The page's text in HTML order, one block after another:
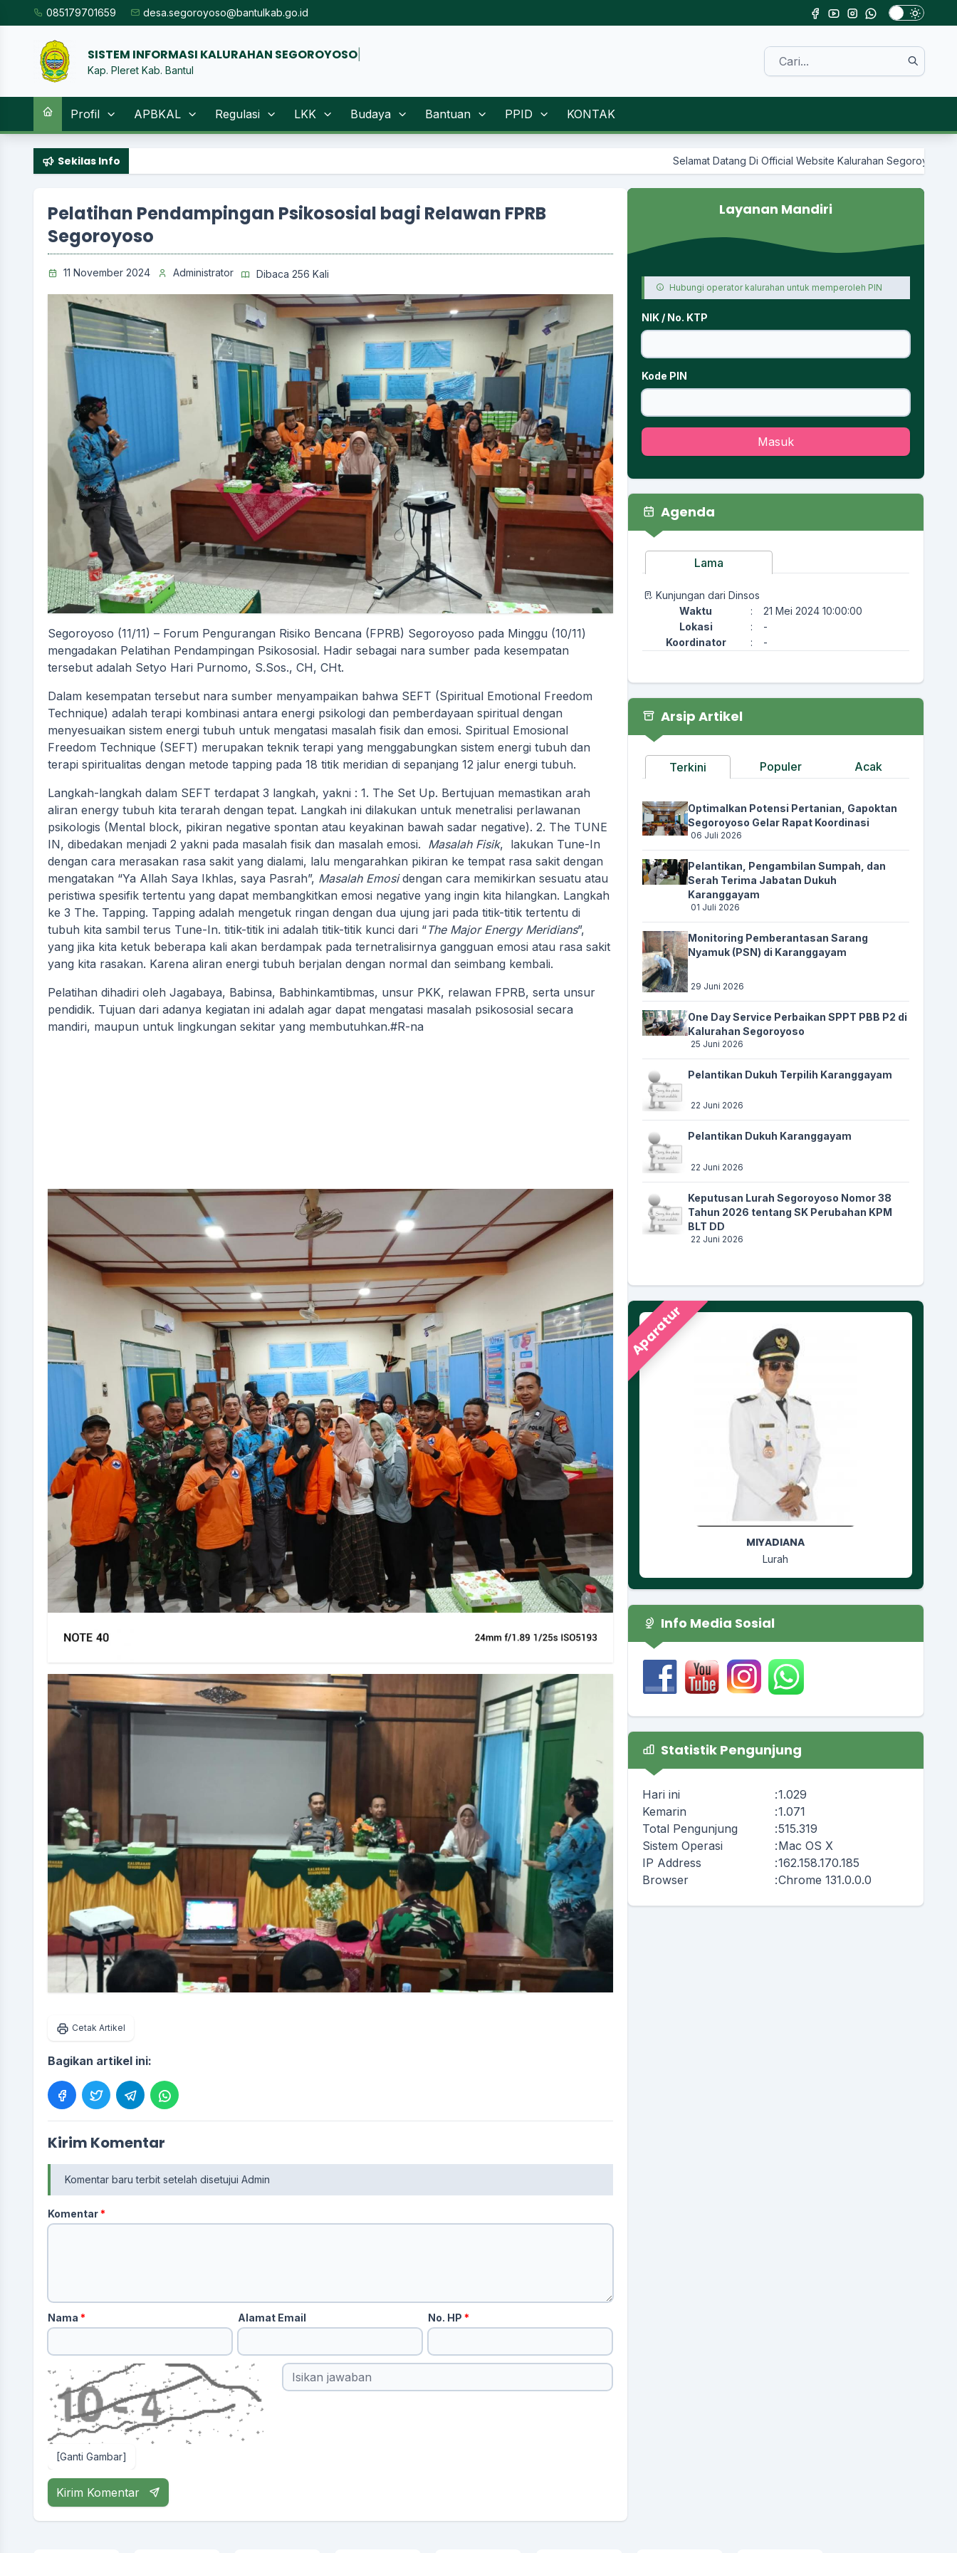
085179701659 desa.segoroyoso@bantulkab.go.id
SISTEM INF|
Kap. Pleret Kab. Bantul
Profil APBKAL Regulasi LKK Budaya Bantuan PPID KONTAK
Sekilas Info Selamat Datang Di Official Website Kalurahan Segoroyoso
Pelatihan Pendampingan Psikososial bagi Relawan FPRB
Segoroyoso
11 November 2024 Administrator Dibaca 256 Kali
Segoroyoso (11/11) – Forum Pengurangan Risiko Bencana (FPRB) Segoroyoso pada Minggu (10/11)
mengadakan Pelatihan Pendampingan Psikososial. Hadir sebagai nara sumber pada kesempatan
tersebut adalah Setyo Hari Purnomo, S.Sos., CH, CHt.
Dalam kesempatan tersebut nara sumber menyampaikan bahwa SEFT (Spiritual Emotional Freedom
Technique) adalah terapi kombinasi antara energi psikologi dan pemberdayaan spiritual dengan
menyesuaikan sistem energi tubuh untuk mengatasi masalah fisik dan emosi. Spiritual Emosional
Freedom Technique (SEFT) merupakan teknik terapi yang menggabungkan sistem energi tubuh dan
terapi spiritualitas dengan metode tapping pada 18 titik meridian di sepanjang 12 jalur energi tubuh.
Langkah-langkah dalam SEFT terdapat 3 langkah, yakni : 1. The Set Up. Bertujuan memastikan arah
aliran energy tubuh kita terarah dengan tepat. Langkah ini dilakukan untuk menetralisi perlawanan
psikologis (Mental block, pikiran negative spontan atau keyakinan bawah sadar negative). 2. The TUNE
IN, dibedakan menjadi 2 yakni pada masalah fisik dan masalah emosi. Masalah Fisik, lakukan Tune-In
dengan cara merasakan rasa sakit yang dialami, lalu mengarahkan pikiran ke tempat rasa sakit dengan
mengatakan “Ya Allah Saya Ikhlas, saya Pasrah”, Masalah Emosidengan cara memikirkan sesuatu atau
peristiwa spesifik tertentu yang dapat membangkitkan emosi negative yang ingin kita hilangkan. Langkah
ke 3 The. Tapping. Tapping adalah mengetuk ringan dengan dua ujung jari pada titik-titik tertentu di
tubuh kita sambil terus Tune-In. titik-titik ini adalah titik-titik kunci dari “The Major Energy Meridians”,
yang jika kita ketuk beberapa kali akan berdampak pada ternetralisirnya gangguan emosi atau rasa sakit
yang kita rasakan. Karena aliran energi tubuh berjalan dengan normal dan seimbang kembali.
Pelatihan dihadiri oleh Jagabaya, Babinsa, Babhinkamtibmas, unsur PKK, relawan FPRB, serta unsur
pendidik. Tujuan dari adanya kegiatan ini adalah agar dapat mengatasi masalah psikososial secara
mandiri, maupun untuk lingkungan sekitar yang membutuhkan.#R-na
Cetak Artikel
Bagikan artikel ini:
Kirim Komentar
Komentar baru terbit setelah disetujui Admin
Komentar*
Nama * Alamat Email No. HP*
[Ganti Gambar]
Kirim Komentar
Layanan Mandiri
Hubungi operator kalurahan untuk memperoleh PIN
NIK / No. KTP
Kode PIN
Masuk
Agenda
Lama
Kunjungan dari Dinsos
Waktu
:
21 Mei 2024 10:00:00
Lokasi
:
-
Koordinator
: -
Arsip Artikel
Terkini Populer Acak
Optimalkan Potensi Pertanian, Gapoktan
Segoroyoso Gelar Rapat Koordinasi
06 Juli 2026
Pelantikan, Pengambilan Sumpah, dan
Serah Terima Jabatan Dukuh
Karanggayam
01 Juli 2026
Monitoring Pemberantasan Sarang
Nyamuk (PSN) di Karanggayam
29 Juni 2026
One Day Service Perbaikan SPPT PBB P2 di
Kalurahan Segoroyoso
25 Juni 2026
Pelantikan Dukuh Terpilih Karanggayam
22 Juni 2026
Pelantikan Dukuh Karanggayam
22 Juni 2026
Keputusan Lurah Segoroyoso Nomor 38
Tahun 2026 tentang SK Perubahan KPM
BLT DD
22 Juni 2026
Aparatur
DITA DWI PAMILASARI
Tata Laksana
MIYADIANA
Lurah
RUSGIYANTI
Jagabaya
Info Media Sosial
Statistik Pengunjung
Hari ini :1.029
Kemarin
:1.071
Total Pengunjung
:515.319
Sistem Operasi
:Mac OS X
IP Address
:162.158.170.185
Browser
:Chrome 131.0.0.0